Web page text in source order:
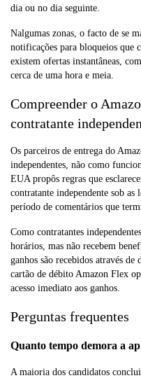
dia ou no dia seguinte.
Nalgumas zonas, o facto de se
notificações para bloqueios que
existem ofertas instantâneas,
cerca de uma hora e meia.
Compreender o
contratante
Os parceiros de entrega do
independentes, não como
EUA propôs regras que
contratante independente sob as
período de comentários que
Como contratantes
horários, mas não recebem
ganhos são recebidos através
cartão de débito Amazon Flex
acesso imediato aos ganhos.
Perguntas frequentes
Quanto tempo demora a
A maioria dos candidatos